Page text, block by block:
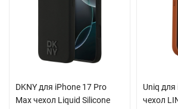
DKNY для iPhone 17 Pro
Max чехол Liquid Silicone
Uniq
чехол